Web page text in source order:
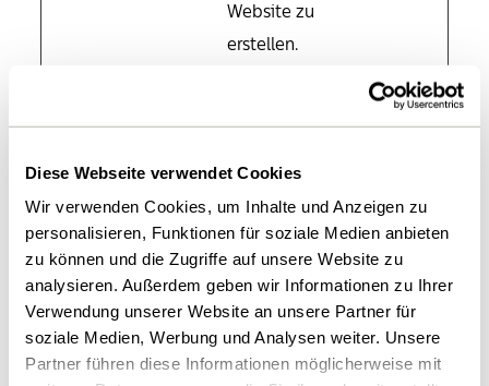
Diese Webseite verwendet Cookies
Wir verwenden Cookies, um Inhalte und Anzeigen zu
personalisieren, Funktionen für soziale Medien anbieten
zu können und die Zugriffe auf unsere Website zu
analysieren. Außerdem geben wir Informationen zu Ihrer
Verwendung unserer Website an unsere Partner für
soziale Medien, Werbung und Analysen weiter. Unsere
Partner führen diese Informationen möglicherweise mit
Website zu
erstellen.
Menschen und
Bots zu
unterscheiden.
Bestän
CookieCo
nsent
Cookiebo Speichert den
Zustimmungsstat
us des Benutzers
1 Jahr